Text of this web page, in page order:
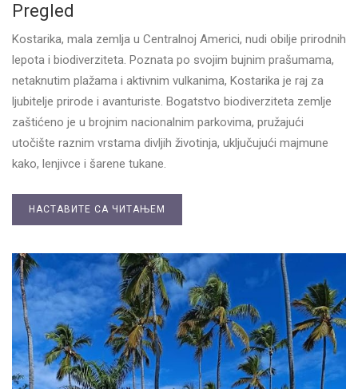
Pregled
Kostarika, mala zemlja u Centralnoj Americi, nudi obilje prirodnih
lepota i biodiverziteta. Poznata po svojim bujnim prašumama,
netaknutim plažama i aktivnim vulkanima, Kostarika je raj za
ljubitelje prirode i avanturiste. Bogatstvo biodiverziteta zemlje
zaštićeno je u brojnim nacionalnim parkovima, pružajući
utočište raznim vrstama divljih životinja, uključujući majmune
kako, lenjivce i šarene tukane.
НАСТАВИТЕ СА ЧИТАЊЕМ